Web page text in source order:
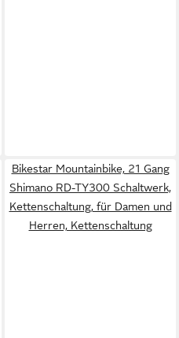
Bikestar Mountainbike, 21 Gang
Shimano RD-TY300 Schaltwerk,
Kettenschaltung, für Damen und
Herren, Kettenschaltung